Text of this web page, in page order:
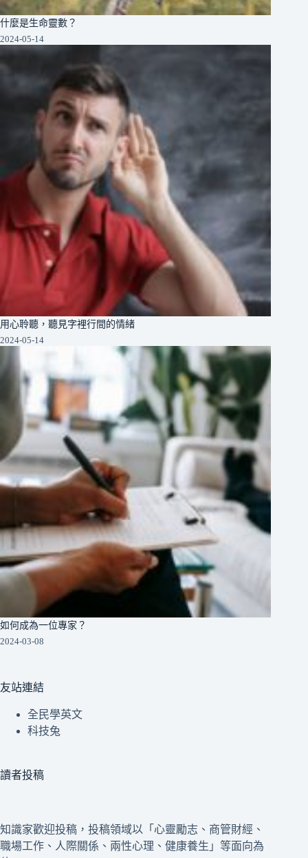
什麼是生命靈數？
2024-05-14
用心聆聽，聽見字裡行間的情緒
2024-05-14
如何成為一位專家？
2024-03-08
友站連結
全民學英文
科技兔
讀者投稿
知識家歡迎投稿，投稿領域以「心靈勵志、商管財經、
職場工作、人際關係、兩性心理、健康養生」等面向為